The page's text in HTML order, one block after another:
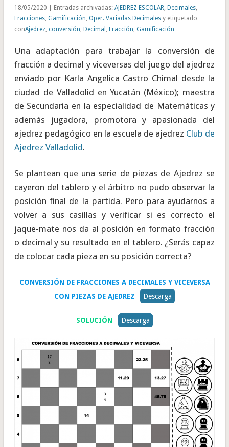
18/05/2020 | Entradas archivadas: AJEDREZ ESCOLAR, Decimales,
Fracciones, Gamificación, Oper. Variadas Decimalesy etiquetado
conAjedrez, conversión, Decimal , Fracción, Gamificación
Una adaptación para trabajar la conversión de
fracción a decimal y viceversas del juego del ajedrez
enviado por Karla Angelica Castro Chimal desde la
ciudad de Valladolid en Yucatán (México); maestra
de Secundaria en la especialidad de Matemáticas y
además jugadora, promotora y apasionada del
ajedrez pedagógico en la escuela de ajedrez Club de
Ajedrez Valladolid.
Se plantean que una serie de piezas de Ajedrez se
cayeron del tablero y el árbitro no pudo observar la
posición final de la partida. Pero para ayudarnos a
volver a sus casillas y verificar si es correcto el
jaque-mate nos da al posición en formato fracción
o decimal y su resultado en el tablero. ¿Serás capaz
de colocar cada pieza en su posición correcta?
CONVERSIÓN DE FRACCIONES A DECIMALES Y VICEVERSA
CON PIEZAS DE AJEDREZ
Descarga
SOLUCIÓN Descarga